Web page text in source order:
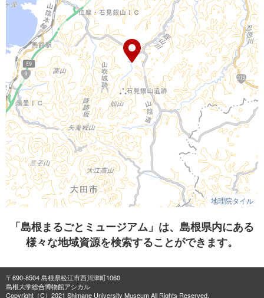
地理院タイル
「島根まるごとミュージアム」は、島根県内にある
様々な地域資源を検索することができます。
〒690-8504 島根県松江市西川津町1060
島根大学総合博物館アシカル
Copyright（C）2021 Shimane University Museum All Rights Reserved.